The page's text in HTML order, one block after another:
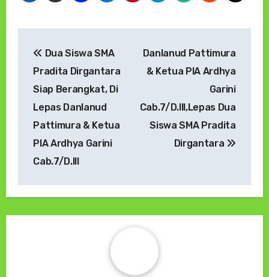
pos
Dua Siswa SMA
Pradita Dirgantara
Siap Berangkat, Di
Lepas Danlanud
Pattimura & Ketua
PIA Ardhya Garini
Cab.7/D.III
Danlanud Pattimura
& Ketua PIA Ardhya
Garini
Cab.7/D.III,Lepas Dua
Siswa SMA Pradita
Dirgantara